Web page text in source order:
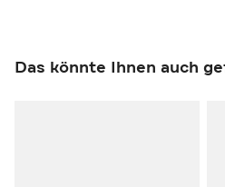
Das könnte Ihnen auch